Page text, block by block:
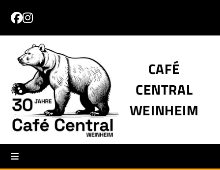
content
Facebook
Instagram
CAFÉ
CENTRAL
WEINHEIM